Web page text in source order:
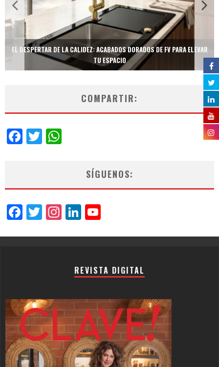
EL DESPERTAR DE LA CALIDEZ: ACABADOS DORADOS DE FV PARA ELEVAR
TU ESPACIO
COMPARTIR:
Facebook
Twitter
SÍGUENOS:
Facebook
Twitter
Instagram
LinkedIn
REVISTA DIGITAL